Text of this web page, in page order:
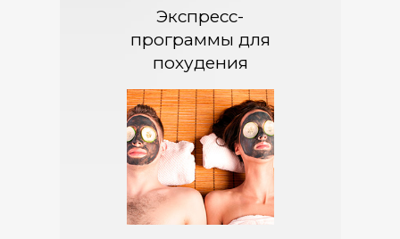
Экспресс-
программы для
похудения